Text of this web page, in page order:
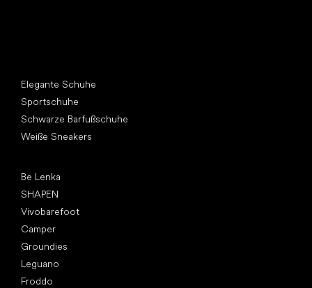
Elegante Schuhe
Sportschuhe
Schwarze Barfußschuhe
Weiße Sneakers
Be Lenka
SHAPEN
Vivobarefoot
Camper
Groundies
Leguano
Froddo